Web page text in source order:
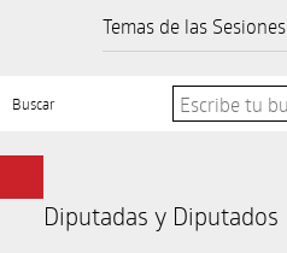
Temas de las Sesiones
Buscar
Diputadas y Diputados